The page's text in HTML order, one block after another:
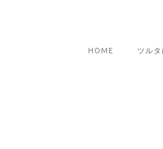
HOME ツルタ